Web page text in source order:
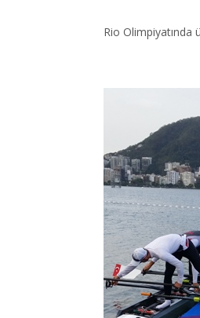
Rio Olimpiyatında